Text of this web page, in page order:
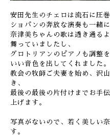
安田先生のチェロは流石に圧
ショパンの奔放な演奏も一緒
奈津美ちゃんの歌は透き通る
舞っていましたし、
グロトリアンのピアノも調整
いい音色を出してくれました。
教会の牧師ご夫妻を始め、沢
き、
最後の最後の片付けまでお手
上げます。
写真がないので、若く美しい
す。